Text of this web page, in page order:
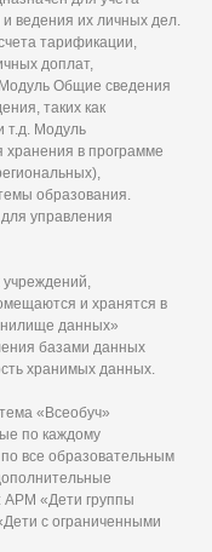
и ведения их личных дел.
тарификации,
доплат,
Общие сведения
таких как
т.д. Модуль
в программе
образования.
управления
и хранятся в
данных»
базами данных
хранимых данных.
«Всеобуч»
по каждому
все образовательным
АРМ «Дети группы
с ограниченными